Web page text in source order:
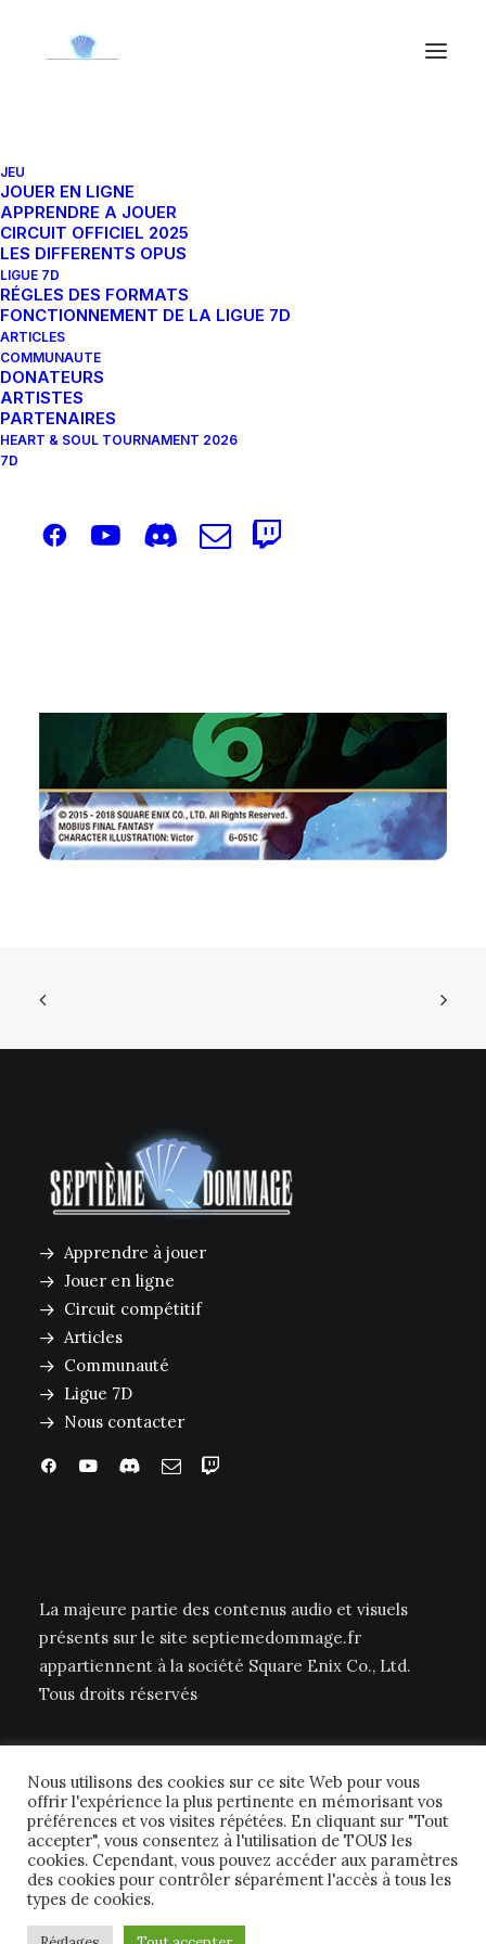
JEU
JOUER EN LIGNE
APPRENDRE A JOUER
CIRCUIT OFFICIEL 2025
LES DIFFERENTS OPUS
LIGUE 7D
RÉGLES DES FORMATS
FONCTIONNEMENT DE LA LIGUE 7D
ARTICLES
COMMUNAUTE
DONATEURS
ARTISTES
PARTENAIRES
HEART & SOUL TOURNAMENT 2026
7D
Choco/Mog 6-051C
14 juin 2024 | ByOrion
Apprendre à jouer
Jouer en ligne
Circuit compétitif
Articles
Communauté
Ligue 7D
Nous contacter
La majeure partie des contenus audio et visuels
présents sur le site septiemedommage.fr
appartiennent à la société Square Enix Co., Ltd.
Tous droits réservés
© 2026 Septième Dommage FFTCG. | Tous droits réservés.
Nous utilisons des cookies sur ce site Web pour vous
offrir l'expérience la plus pertinente en mémorisant vos
préférences et vos visites répétées. En cliquant sur "Tout
accepter", vous consentez à l'utilisation de TOUS les
cookies. Cependant, vous pouvez accéder aux paramètres
des cookies pour contrôler séparément l'accès à tous les
types de cookies.